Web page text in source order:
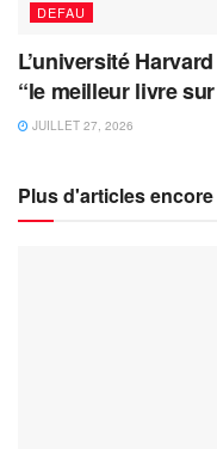
DEFAU
L’université
“le meilleur livre
JUILLET 27, 2026
Plus d'articles encore